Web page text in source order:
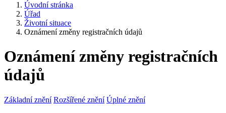
Úvodní stránka
Úřad
Životní situace
Oznámení změny registračních údajů
Oznámení změny registračních
údajů
Základní znění Rozšířené znění Úplné znění